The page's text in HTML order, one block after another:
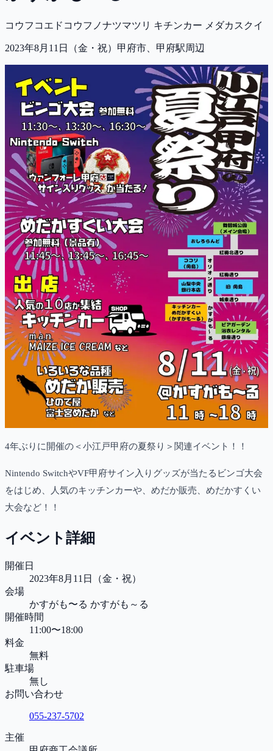
コウフコエドコウフノナツマツリ キチンカー メダカスクイ
2023年8月11日（金・祝） 甲府市、甲府駅周辺
4年ぶりに開催の＜小江戸甲府の夏祭り＞関連イベント！！
Nintendo SwitchやVF甲府サイン入りグッズが当たるビンゴ大会
をはじめ、人気のキッチンカーや、めだか販売、めだかすくい
大会など！！
イベント詳細
開催日
2023年8月11日（金・祝）
会場
かすがも〜る かすがも～る
開催時間
11:00〜18:00
料金
無料
駐車場
無し
お問い合わせ
055-237-5702
主催